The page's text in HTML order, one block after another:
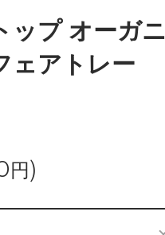
ップ オーガニ
ェアトレー
円)